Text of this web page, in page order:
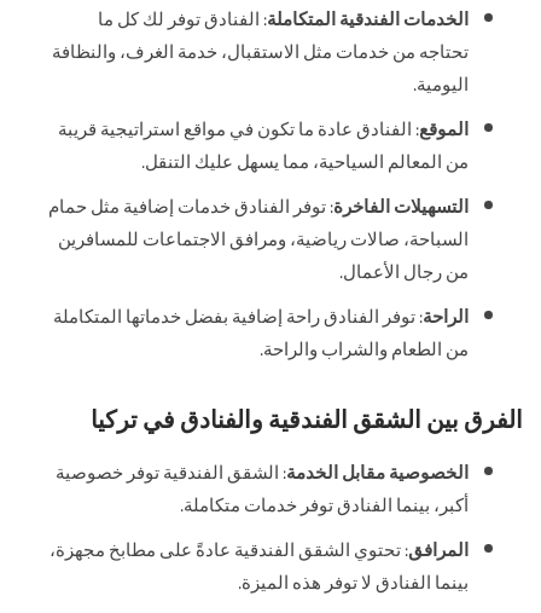
الخدمات الفندقية المتكاملة: الفنادق توفر لك كل ما
تحتاجه من خدمات مثل الاستقبال، خدمة الغرف، والنظافة
اليومية.
الموقع: الفنادق عادة ما تكون في مواقع استراتيجية قريبة
من المعالم السياحية، مما يسهل عليك التنقل.
التسهيلات الفاخرة: توفر الفنادق خدمات إضافية مثل حمام
السباحة، صالات رياضية، ومرافق الاجتماعات للمسافرين
من رجال الأعمال.
الراحة: توفر الفنادق راحة إضافية بفضل خدماتها المتكاملة
من الطعام والشراب والراحة.
الفرق بين الشقق الفندقية والفنادق في تركيا
الخصوصية مقابل الخدمة: الشقق الفندقية توفر خصوصية
أكبر، بينما الفنادق توفر خدمات متكاملة.
المرافق: تحتوي الشقق الفندقية عادةً على مطابخ مجهزة،
بينما الفنادق لا توفر هذه الميزة.